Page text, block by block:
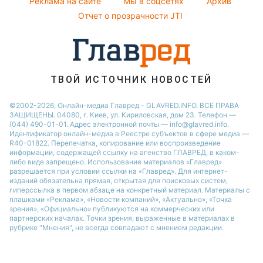
Новости Запорожья
Авто
Отчет о прозрачности JTI
ТВОЙ ИСТОЧНИК НОВОСТЕЙ
©2002-2026, Онлайн-медиа Главред - GLAVRED.INFO. ВСЕ ПРАВА
ЗАЩИЩЕНЫ. 04080, г. Киев, ул. Кириловская, дом 23. Телефон —
(044) 490-01-01. Адрес электронной почты — info@glavred.info.
Идентификатор онлайн-медиа в Реестре cубъектов в сфере медиа —
R40-01822. Перепечатка, копирование или воспроизведение
информации, содержащей ссылку на агенство ГЛАВРЕД, в каком-
либо виде запрещено. Использование материалов «Главред»
разрешается при условии ссылки на «Главред». Для интернет-
изданий обязательна прямая, открытая для поисковых систем,
гиперссылка в первом абзаце на конкретный материал. Материалы с
плашками «Реклама», «Новости компаний», «Актуально», «Точка
зрения», «Официально» публикуются на коммерческих или
партнерских началах. Точки зрения, выраженные в материалах в
рубрике "Мнения", не всегда совпадают с мнением редакции.